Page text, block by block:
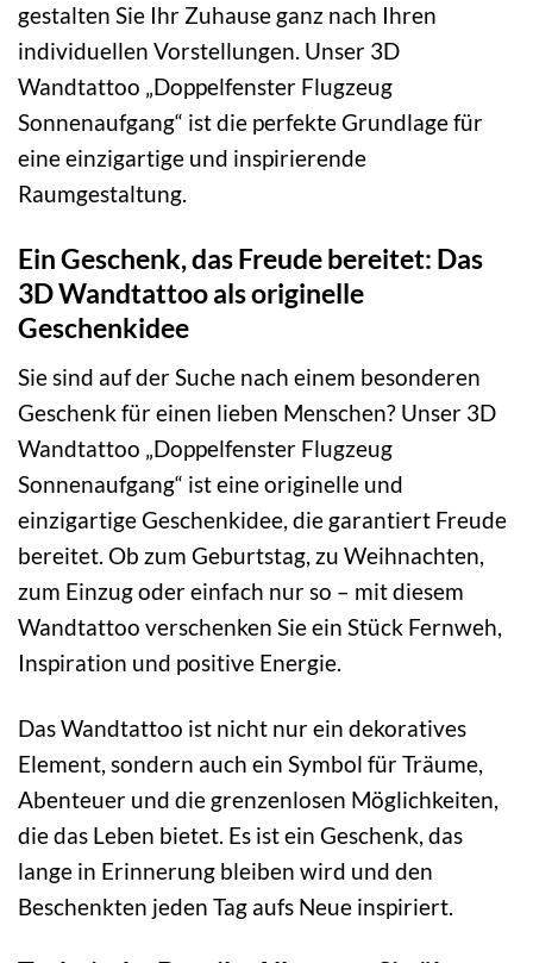
gestalten Sie Ihr Zuhause ganz nach Ihren
individuellen Vorstellungen. Unser 3D
Wandtattoo „Doppelfenster Flugzeug
Sonnenaufgang“ ist die perfekte Grundlage für
eine einzigartige und inspirierende
Raumgestaltung.
Ein Geschenk, das Freude bereitet: Das
3D Wandtattoo als originelle
Geschenkidee
Sie sind auf der Suche nach einem besonderen
Geschenk für einen lieben Menschen? Unser 3D
Wandtattoo „Doppelfenster Flugzeug
Sonnenaufgang“ ist eine originelle und
einzigartige Geschenkidee, die garantiert Freude
bereitet. Ob zum Geburtstag, zu Weihnachten,
zum Einzug oder einfach nur so – mit diesem
Wandtattoo verschenken Sie ein Stück Fernweh,
Inspiration und positive Energie.
Das Wandtattoo ist nicht nur ein dekoratives
Element, sondern auch ein Symbol für Träume,
Abenteuer und die grenzenlosen Möglichkeiten,
die das Leben bietet. Es ist ein Geschenk, das
lange in Erinnerung bleiben wird und den
Beschenkten jeden Tag aufs Neue inspiriert.